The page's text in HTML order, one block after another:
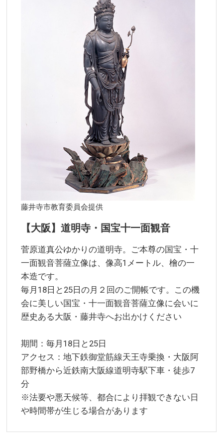
藤井寺市教育委員会提供
【大阪】道明寺・国宝十一面観音
菅原道真公ゆかりの道明寺。ご本尊の国宝・十
一面観音菩薩立像は、像高1メートル、檜の一
本造です。
毎月18日と25日の月２回のご開帳です。この機
会に美しい国宝・十一面観音菩薩立像に会いに
歴史ある大阪・藤井寺へお出かけください
期間：毎月18日と25日
アクセス：地下鉄御堂筋線天王寺乗換・大阪阿
部野橋から近鉄南大阪線道明寺駅下車・徒歩7
分
※法要や悪天候等、都合により拝観できない日
や時間帯が生じる場合があります